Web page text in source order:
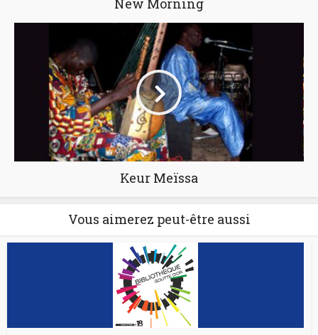
New Morning
Keur Meïssa
Vous aimerez peut-être aussi